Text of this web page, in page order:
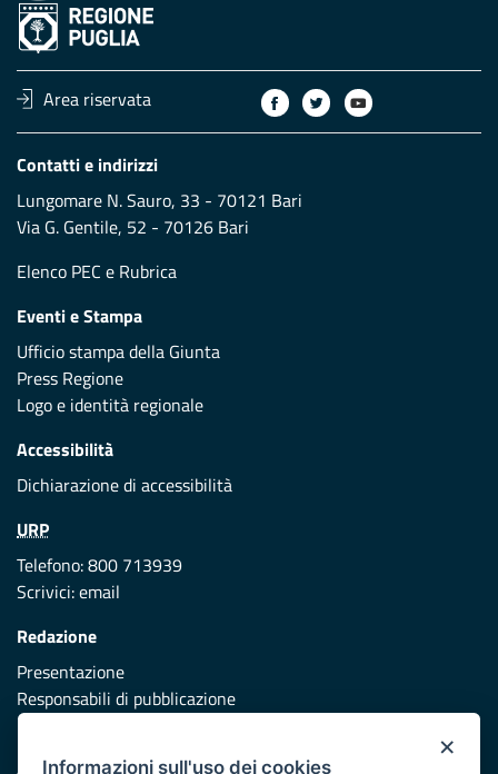
Area riservata
Contatti e indirizzi
Lungomare N. Sauro, 33 - 70121 Bari
Via G. Gentile, 52 - 70126 Bari
Elenco PEC e Rubrica
Eventi e Stampa
Ufficio stampa della Giunta
Press Regione
Logo e identità regionale
Accessibilità
Dichiarazione di accessibilità
URP
Telefono: 800 713939
Scrivici:email
Redazione
Presentazione
Responsabili di pubblicazione
×
Informazioni sull'uso dei cookies